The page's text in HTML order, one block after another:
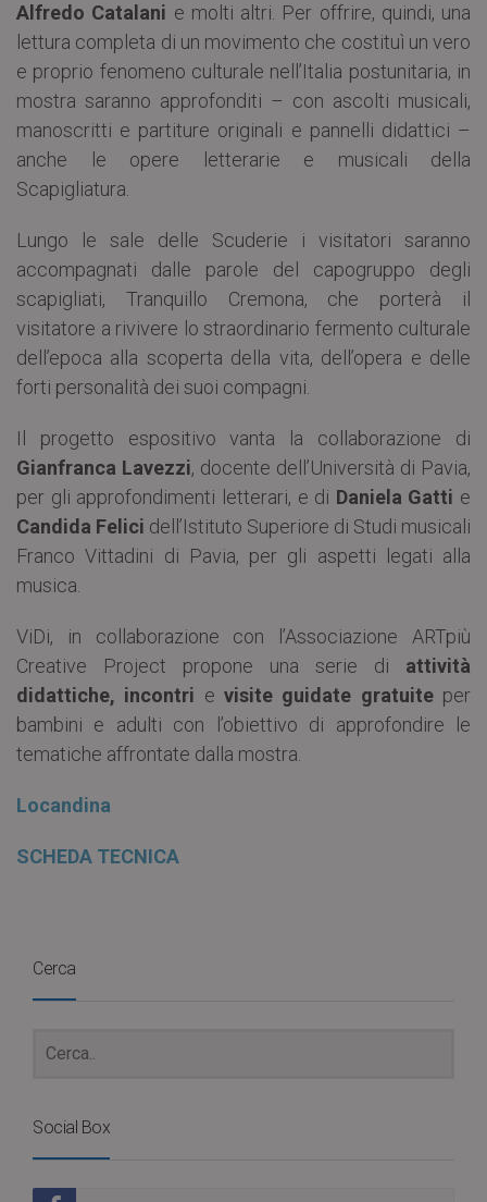
Alfredo Catalani e molti altri. Per offrire, quindi, una
lettura completa di un movimento che costituì un vero
e proprio fenomeno culturale nell’Italia postunitaria, in
mostra saranno approfonditi – con ascolti musicali,
manoscritti e partiture originali e pannelli didattici –
anche le opere letterarie e musicali della
Scapigliatura.
Lungo le sale delle Scuderie i visitatori saranno
accompagnati dalle parole del capogruppo degli
scapigliati, Tranquillo Cremona, che porterà il
visitatore a rivivere lo straordinario fermento culturale
dell’epoca alla scoperta della vita, dell’opera e delle
forti personalità dei suoi compagni.
Il progetto espositivo vanta la collaborazione di
Gianfranca Lavezzi, docente dell’Università di Pavia,
per gli approfondimenti letterari, e di Daniela Gatti e
Candida Felici dell’Istituto Superiore di Studi musicali
Franco Vittadini di Pavia, per gli aspetti legati alla
musica.
ViDi, in collaborazione con l’Associazione ARTpiù
Creative Project propone una serie di attività
didattiche, incontri evisite guidate gratuite per
bambini e adulti con l’obiettivo di approfondire le
tematiche affrontate dalla mostra.
Locandina
SCHEDA TECNICA
Cerca
Social Box